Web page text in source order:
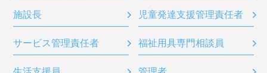
施設長 児童発達支援管理責任者
サービス管理責任者 福祉用具専門相談員